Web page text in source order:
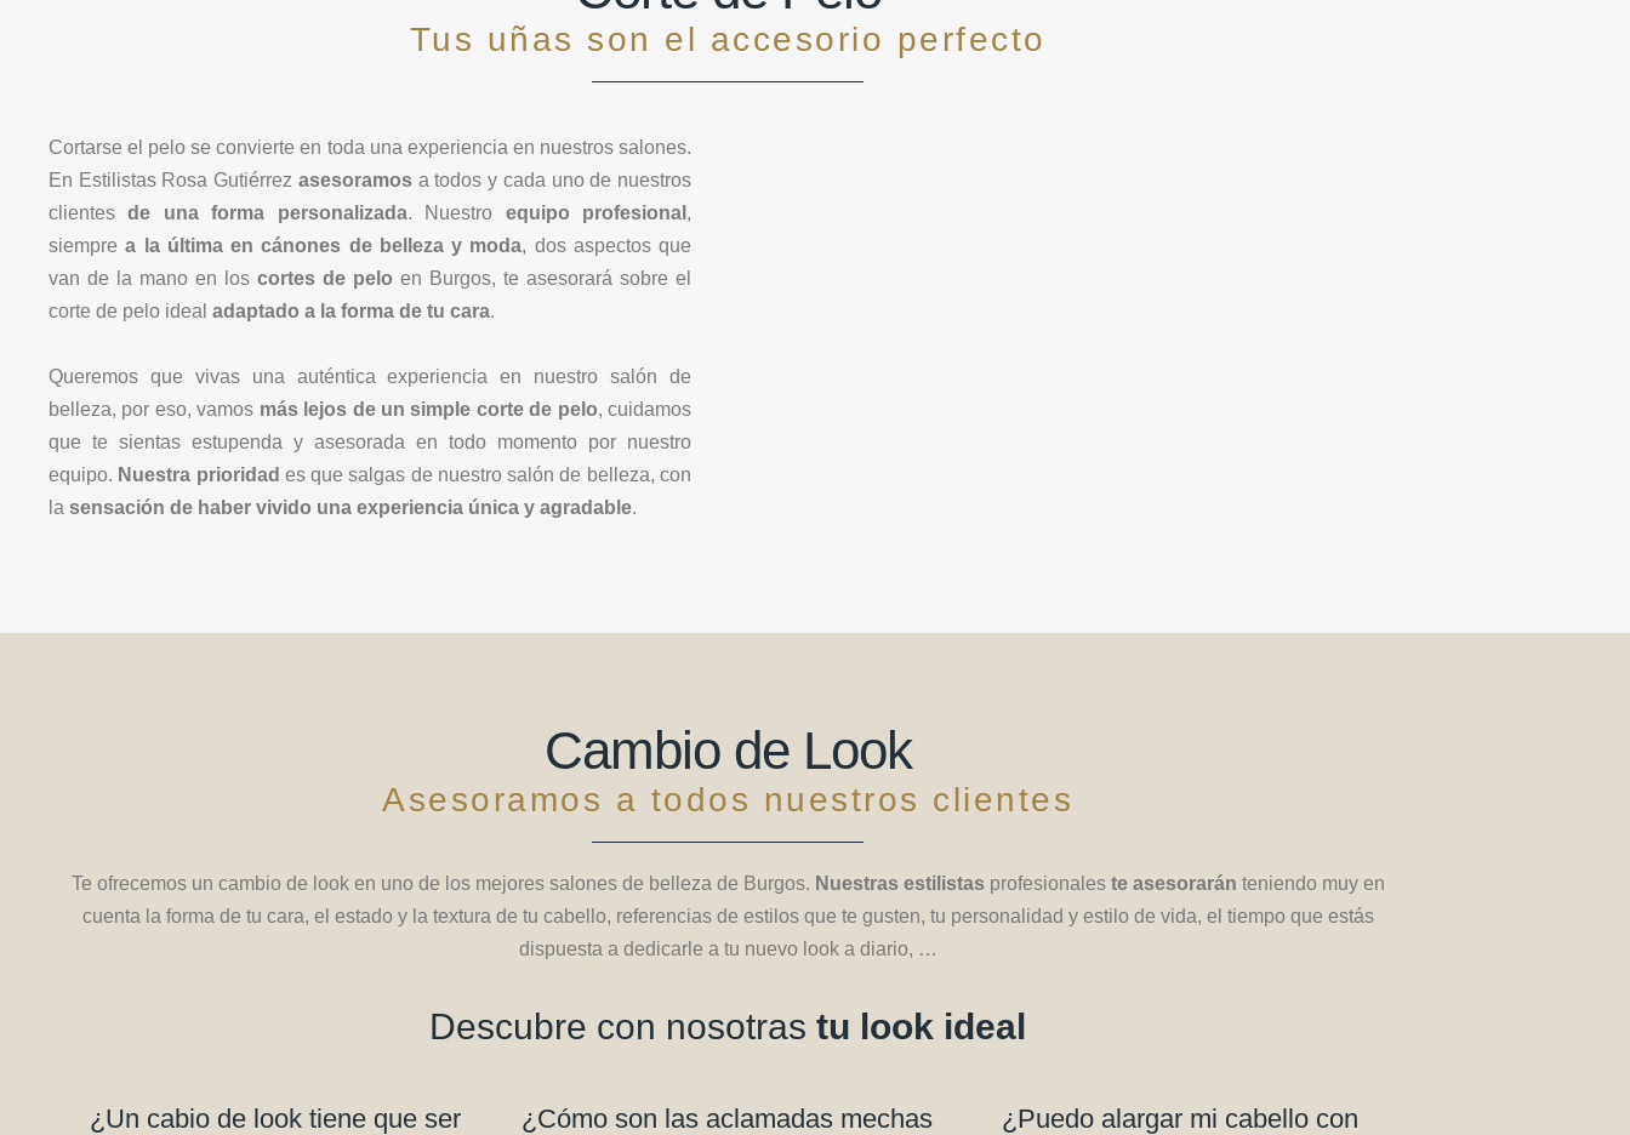
Tus uñas son el accesorio perfecto
Cortarse el pelo se convierte en toda una experiencia en nuestros salones.
En Estilistas Rosa Gutiérrez asesoramosa todos y cada uno de nuestros
clientesde una forma personalizada. Nuestro equipo profesional ,
siemprea la última en cánones de belleza y moda, dos aspectos que
van de la mano en los cortes de pelo en Burgos, te asesorará sobre el
corte de pelo ideal adaptado a la forma de tu cara.
Queremos que vivas una auténtica experiencia en nuestro salón de
belleza, por eso, vamos más lejos de un simple corte de pelo, cuidamos
que te sientas estupenda y asesorada en todo momento por nuestro
equipo. Nuestra prioridad es que salgas de nuestro salón de belleza, con
la sensación de haber vivido una experiencia única y agradable.
Cambio de Look
Asesoramos a todos nuestros clientes
Te ofrecemos un cambio de look en uno de los mejores salones de belleza de Burgos. Nuestras estilistas profesionales te asesorarán teniendo muy en
cuenta la forma de tu cara, el estado y la textura de tu cabello, referencias de estilos que te gusten, tu personalidad y estilo de vida, el tiempo que estás
dispuesta a dedicarle a tu nuevo look a diario, …
Descubre con nosotras tu look ideal
¿Un cabio de look tiene que ser
¿Cómo son las aclamadas mechas
¿Puedo alargar mi cabello con